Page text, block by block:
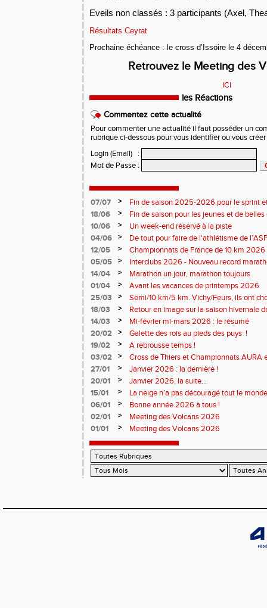
Eveils non classés : 3 participants (Axel, Thea
Résultats Ceyrat
Prochaine échéance : le cross d’Issoire le 4
Retrouvez le Meeting des
ICI
les Réactions
Commentez cette actualité
Pour commenter une actualité il faut posséder un
rubrique ci-dessous pour vous identifier ou vous
Login (Email)
:
Mot de Passe :
07/07 >
Fin de saison 2025-2026 pour le sprint
18/06
>
Fin de saison pour les jeunes et de
10/06
>
Un week-end réservé à la piste
04/06
>
De tout pour faire de l'athlétisme de
monde souriant
12/05 >
Championnats de France de 10 km
Soirées piste
05/05 >
Interclubs 2026 - Nouveau record
résultats
14/04 >
Marathon un jour, marathon toujours
01/04
>
Avant les vacances de printemps 2026
25/03
>
Semi/10 km/5 km. Vichy/Feurs, ils ont
18/03
>
Retour en image sur la saison hivernale
14/03
>
Mi-février mi-mars 2026 : le résumé
20/02
>
Galette des rois au pieds des puys !
19/02
>
A rebrousse temps !
03/02
>
Cross de Thiers et Championnats AURA
27/01
>
Janvier 2026 : la dernière !
20/01
>
Janvier 2026, la suite...
15/01
>
La neige n’a pas découragé tout le
06/01
>
Bonne année 2026 à tous !
02/01
>
Meeting des Volcans 2026
01/01
> Meeting des Volcans 2026